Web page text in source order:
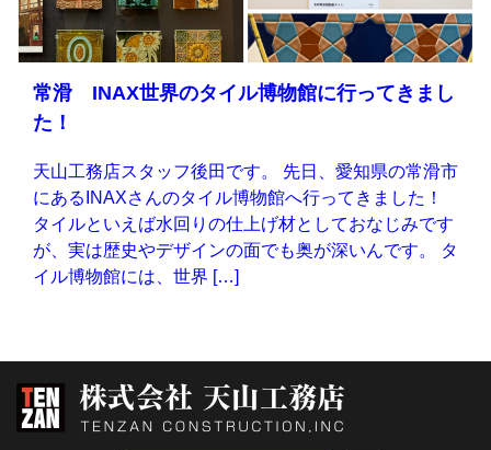
常滑 INAX世界のタイル博物館に行ってきまし
た！
天山工務店スタッフ後田です。 先日、愛知県の常滑市
にあるINAXさんのタイル博物館へ行ってきました！
タイルといえば水回りの仕上げ材としておなじみです
が、実は歴史やデザインの面でも奥が深いんです。 タ
イル博物館には、世界 […]